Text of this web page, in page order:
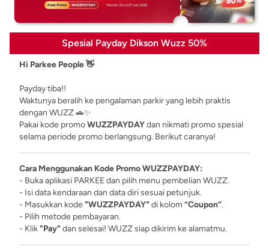
Spesial Payday Dikson Wuzz 50%
Hi Parkee People 👋
Payday tiba!!
Waktunya beralih ke pengalaman parkir yang lebih praktis
dengan WUZZ 🚗✨
Pakai kode promoWUZZPAYDAYdan nikmati promo spesial
selama periode promo berlangsung. Berikut caranya!
Cara Menggunakan Kode Promo WUZZPAYDAY:
- Buka aplikasi PARKEE dan pilih menu pembelian WUZZ.
- Isi data kendaraan dan data diri sesuai petunjuk.
- Masukkan kode "WUZZPAYDAY" di kolom “Coupon”.
- Pilih metode pembayaran.
- Klik"Pay" dan selesai! WUZZ siap dikirim ke alamatmu.